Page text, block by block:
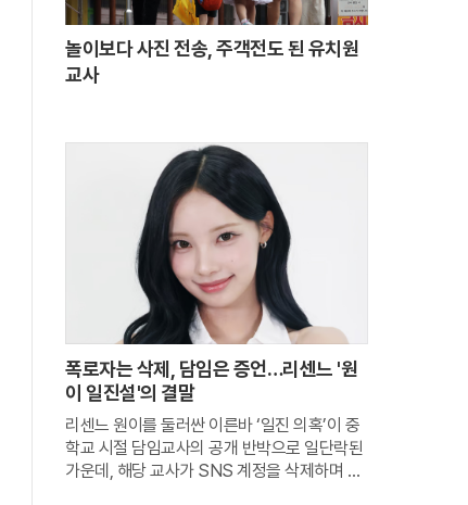
놀이보다 사진 전송, 주객전도 된 유치원
교사
폭로자는 삭제, 담임은 증언…리센느 '원
이 일진설'의 결말
리센느 원이를 둘러싼 이른바 ‘일진 의혹’이 중
학교 시절 담임교사의 공개 반박으로 일단락된
가운데, 해당 교사가 SNS 계정을 삭제하며 마